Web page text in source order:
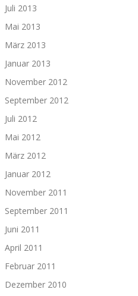
Juli 2013
Mai 2013
März 2013
Januar 2013
November 2012
September 2012
Juli 2012
Mai 2012
März 2012
Januar 2012
November 2011
September 2011
Juni 2011
April 2011
Februar 2011
Dezember 2010